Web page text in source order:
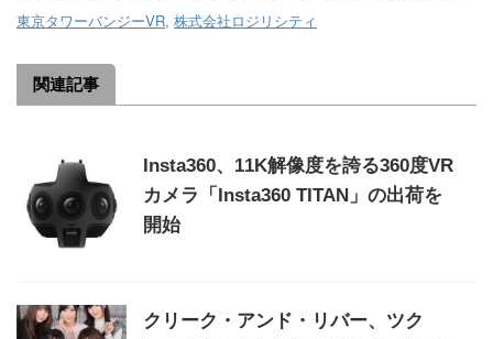
東京タワーバンジーVR, 株式会社ロジリシティ
関連記事
Insta360、11K解像度を誇る360度VR
カメラ「Insta360 TITAN」の出荷を
開始
クリーク・アンド・リバー、ツク